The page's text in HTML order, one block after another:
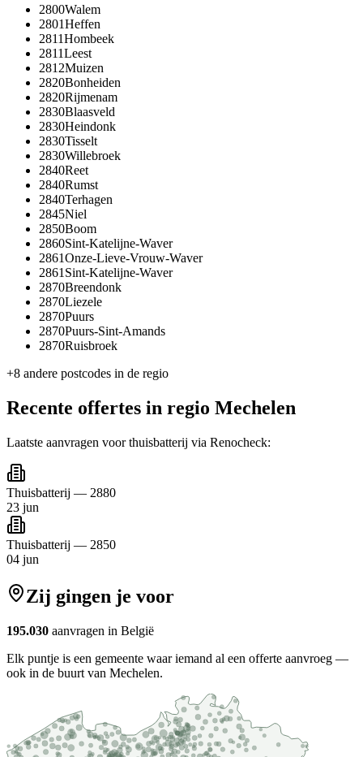
2800Walem
2801Heffen
2811Hombeek
2811Leest
2812Muizen
2820Bonheiden
2820Rijmenam
2830Blaasveld
2830Heindonk
2830Tisselt
2830Willebroek
2840Reet
2840Rumst
2840Terhagen
2845Niel
2850Boom
2860Sint-Katelijne-Waver
2861Onze-Lieve-Vrouw-Waver
2861 Sint-Katelijne-Waver
2870Breendonk
2870Liezele
2870Puurs
2870Puurs-Sint-Amands
2870Ruisbroek
+8 andere postcodes in de regio
Recente offertes in regio Mechelen
Laatste aanvragen voorthuisbatterij via Renocheck:
Thuisbatterij — 2880
23 jun
Thuisbatterij — 2850
04 jun
Zij gingen je voor
195.030 aanvragen in België
Elk puntje is een gemeente waar iemand al een offerte aanvroeg —
ook in de buurt van Mechelen.